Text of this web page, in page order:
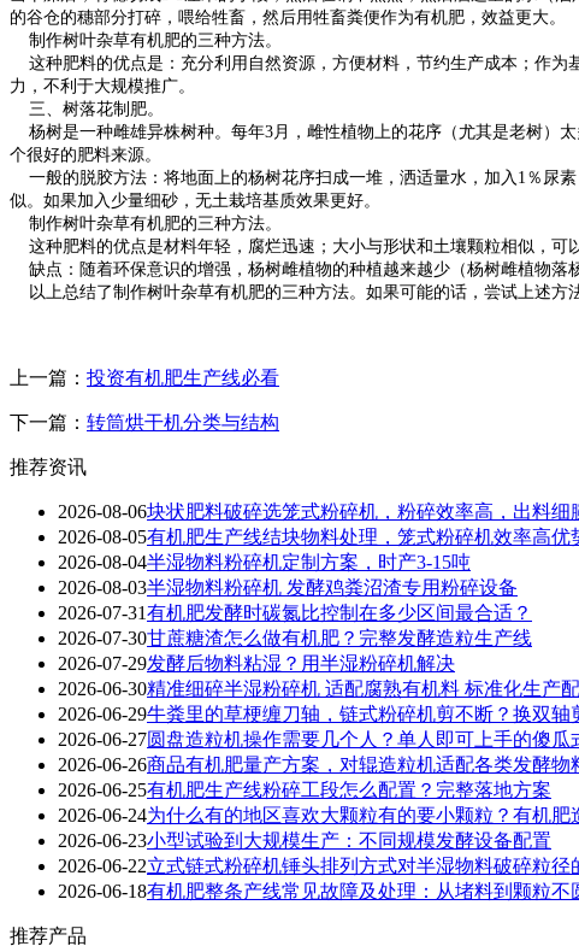
的谷仓的穗部分打碎，喂给牲畜，然后用牲畜粪便作为有机肥，效益更大。
制作树叶杂草有机肥的三种方法。
这种肥料的优点是：充分利用自然资源，方便材料，节约生产成本；作为
力，不利于大规模推广。
三、树落花制肥。
杨树是一种雌雄异株树种。每年3月，雌性植物上的花序（尤其是老树）
个很好的肥料来源。
一般的脱胶方法：将地面上的杨树花序扫成一堆，洒适量水，加入1％尿
似。如果加入少量细砂，无土栽培基质效果更好。
制作树叶杂草有机肥的三种方法。
这种肥料的优点是材料年轻，腐烂迅速；大小与形状和土壤颗粒相似，可
缺点：随着环保意识的增强，杨树雌植物的种植越来越少（杨树雌植物落
以上总结了制作树叶杂草有机肥的三种方法。如果可能的话，尝试上述方
上一篇： 投资有机肥生产线必看
下一篇： 转筒烘干机分类与结构
推荐资讯
2026-08-06块状肥料破碎选笼式粉碎机，粉碎效率高，出料细
2026-08-05有机肥生产线结块物料处理，笼式粉碎机效率高优
2026-08-04半湿物料粉碎机定制方案，时产3-15吨
2026-08-03半湿物料粉碎机 发酵鸡粪沼渣专用粉碎设备
2026-07-31有机肥发酵时碳氮比控制在多少区间最合适？
2026-07-30甘蔗糖渣怎么做有机肥？完整发酵造粒生产线
2026-07-29发酵后物料粘湿？用半湿粉碎机解决
2026-06-30精准细碎半湿粉碎机 适配腐熟有机料 标准化生产
2026-06-29牛粪里的草梗缠刀轴，链式粉碎机剪不断？换双轴
2026-06-27圆盘造粒机操作需要几个人？单人即可上手的傻瓜
2026-06-26商品有机肥量产方案，对辊造粒机适配各类发酵物
2026-06-25有机肥生产线粉碎工段怎么配置？完整落地方案
2026-06-24为什么有的地区喜欢大颗粒有的要小颗粒？有机肥
2026-06-23小型试验到大规模生产：不同规模发酵设备配置
2026-06-22立式链式粉碎机锤头排列方式对半湿物料破碎粒径
2026-06-18有机肥整条产线常见故障及处理：从堵料到颗粒不
推荐产品